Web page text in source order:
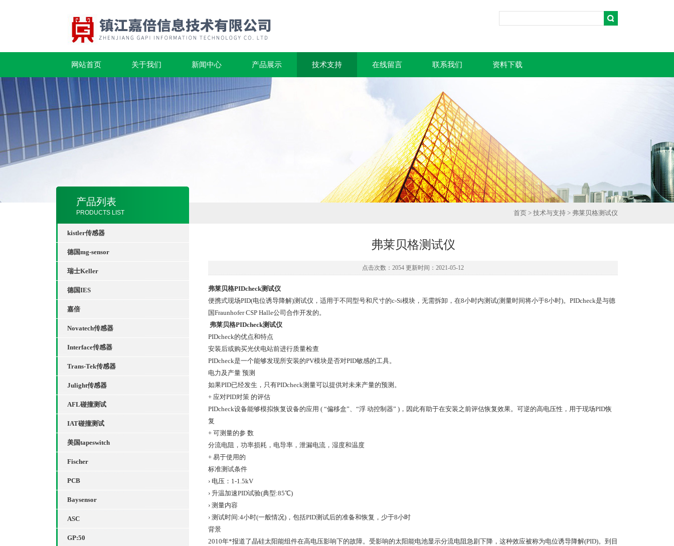
网站首页 关于我们 新闻中心 产品展示 技术支持 在线留言 联系我们 资料下载
产品列表
PRODUCTS LIST
kistler传感器
德国mg-sensor
瑞士Keller
德国IES
嘉倍
Novatech传感器
Interface传感器
Trans-Tek传感器
Julight传感器
AFL碰撞测试
IAT碰撞测试
美国tapeswitch
Fischer
PCB
Baysensor
ASC
GP:50
首页 > 技术与支持 > 弗莱贝格测试仪
弗莱贝格测试仪
点击次数：2054 更新时间：2021-05-12
弗莱贝格PIDcheck测试仪
便携式现场PID(电位诱导降解)测试仪，适用于不同型号和尺寸的c-Si模块，无需拆卸，在8小时内测试(测量时间将小于8小时)。PIDcheck是与德
国Fraunhofer CSP Halle公司合作开发的。
弗莱贝格PIDcheck测试仪
PIDcheck的优点和特点
安装后或购买光伏电站前进行质量检查
PIDcheck是一个能够发现所安装的PV模块是否对PID敏感的工具。
电力及产量 预测
如果PID已经发生，只有PIDcheck测量可以提供对未来产量的预测。
+ 应对PID对策 的评估
PIDcheck设备能够模拟恢复设备的应用 ( “偏移盒”、“浮 动控制器” )，因此有助于在安装之前评估恢复效果。可逆的高电压性，用于现场PID恢
复
+ 可测量的参 数
分流电阻，功率损耗，电导率，泄漏电流，湿度和温度
+ 易于使用的
标准测试条件
› 电压：1-1.5kV
› 升温加速PID试验(典型:85℃)
› 测量内容
› 测试时间:4小时(一般情况)，包括PID测试后的准备和恢复，少于8小时
背景
2010年*报道了晶硅太阳能组件在高电压影响下的故障。受影响的太阳能电池显示分流电阻急剧下降，这种效应被称为电位诱导降解(PID)。到目